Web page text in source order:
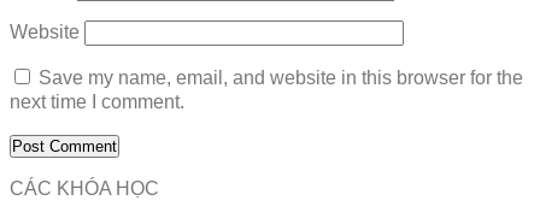
Website
Save my name, email, and website in this browser for the
next time I comment.
CÁC KHÓA HỌC